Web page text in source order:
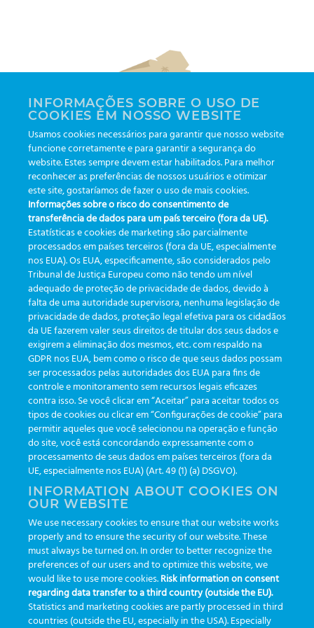
CAÇA AO TESOURO
Olá!
Este é o jogo daRASTREABILIDADE,
promovido pelo eTrack Greiner Bio-One.
Você pode ganhar prêmios se desvendar
todos os enigmas
Os enigmas serão disponibilizados em
formato de QR Code, espalhados por todo o
recinto do 54º CBPC/ML. Para participar
você precisa encontrá-los e desvendar a
pista que leva ao próximo enigma.
Daremos as dicas de onde as pistas estão
escondidas, mas você precisa descobri-las
na sequência.
INFORMAÇÕES SOBRE O USO DE
COOKIES EM NOSSO WEBSITE
Usamos cookies necessários para garantir que nosso website
funcione corretamente e para garantir a segurança do
website. Estes sempre devem estar habilitados. Para melhor
reconhecer as preferências de nossos usuários e otimizar
este site, gostaríamos de fazer o uso de mais cookies.
Informações sobre o risco do consentimento de
transferência de dados para um país terceiro (fora da UE).
Estatísticas e cookies de marketing são parcialmente
processados em países terceiros (fora da UE, especialmente
nos EUA). Os EUA, especificamente, são considerados pelo
Tribunal de Justiça Europeu como não tendo um nível
adequado de proteção de privacidade de dados, devido à
falta de uma autoridade supervisora, nenhuma legislação de
privacidade de dados, proteção legal efetiva para os cidadãos
da UE fazerem valer seus direitos de titular dos seus dados e
exigirem a eliminação dos mesmos, etc. com respaldo na
GDPR nos EUA, bem como o risco de que seus dados possam
ser processados pelas autoridades dos EUA para fins de
controle e monitoramento sem recursos legais eficazes
contra isso. Se você clicar em “Aceitar” para aceitar todos os
tipos de cookies ou clicar em “Configurações de cookie” para
permitir aqueles que você selecionou na operação e função
do site, você está concordando expressamente com o
processamento de seus dados em países terceiros (fora da
UE, especialmente nos EUA) (Art. 49 (1) (a) DSGVO).
INFORMATION ABOUT COOKIES ON
OUR WEBSITE
We use necessary cookies to ensure that our website works
properly and to ensure the security of our website. These
must always be turned on. In order to better recognize the
preferences of our users and to optimize this website, we
would like to use more cookies.Risk information on consent
regarding data transfer to a third country (outside the EU).
Statistics and marketing cookies are partly processed in third
countries (outside the EU, especially in the USA). Especially